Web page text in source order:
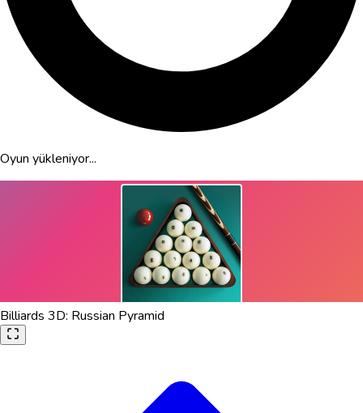
Oyun yükleniyor...
Billiards 3D: Russian Pyramid